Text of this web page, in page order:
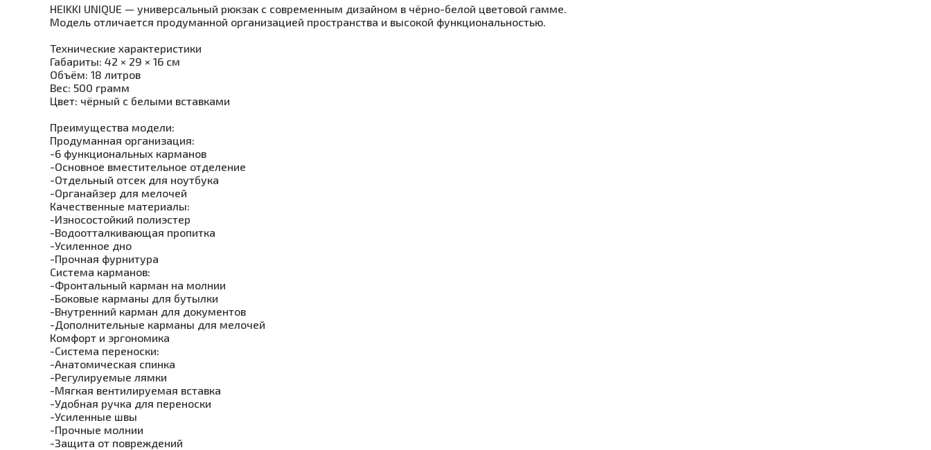
HEIKKI UNIQUE — универсальный рюкзак с современным дизайном в чёрно-белой цветовой гамме.
Модель отличается продуманной организацией пространства и высокой функциональностью.
Технические характеристики
Габариты: 42 × 29 × 16 см
Объём: 18 литров
Вес: 500 грамм
Цвет: чёрный с белыми вставками
Преимущества модели:
Продуманная организация:
-6 функциональных карманов
-Основное вместительное отделение
-Отдельный отсек для ноутбука
-Органайзер для мелочей
Качественные материалы:
-Износостойкий полиэстер
-Водоотталкивающая пропитка
-Усиленное дно
-Прочная фурнитура
Система карманов:
-Фронтальный карман на молнии
-Боковые карманы для бутылки
-Внутренний карман для документов
-Дополнительные карманы для мелочей
Комфорт и эргономика
-Система переноски:
-Анатомическая спинка
-Регулируемые лямки
-Мягкая вентилируемая вставка
-Удобная ручка для переноски
-Усиленные швы
-Прочные молнии
-Защита от повреждений